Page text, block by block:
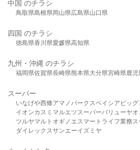
中国 のチラシ
鳥取県島根県岡山県広島県山口県
四国 のチラシ
徳島県香川県愛媛県高知県
九州・沖縄 のチラシ
福岡県佐賀県長崎県熊本県大分県宮崎県鹿
スーパー
いなげや西條アマノパークスベイシア ビッ
イオンカスミ マルエツスーパーバリューヤオ
ツルヤマルト オギノ エスマート ライフ業務ス
ダイレックスサンエーイズミヤ